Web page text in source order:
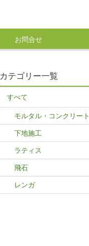
お問合せ
カテゴリー一覧
すべて
モルタル・コンクリート
下地施工
ラティス
飛石
レンガ